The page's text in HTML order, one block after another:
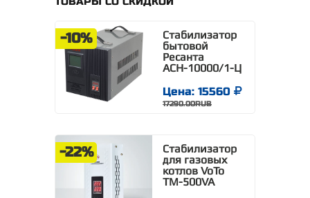
-10%
Стабилизатор
бытовой
Ресанта
АСН-10000/1-Ц
Цена: 15560
17290.00RUB
-22%
Стабилизатор
для газовых
котлов VoTo
TM-500VA